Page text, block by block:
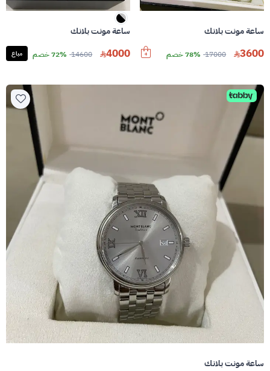
ساعة مونت بلانك
3600
17000 78% خصم
ساعة مونت بلانك
4000
14600 72% خصم مباع
ساعة مونت بلانك